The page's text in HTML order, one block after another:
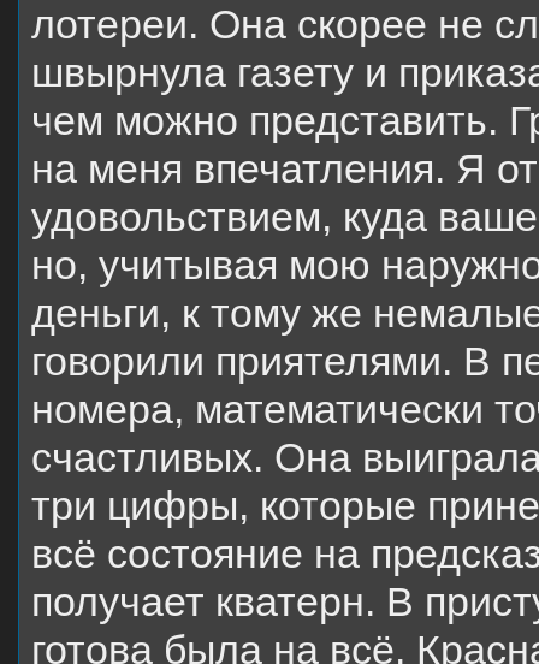
лотереи. Она скорее не
швырнула газету и
чем можно представить.
на меня впечатления. Я
удовольствием, куда
но, учитывая мою
деньги, к тому же
говорили приятелями. В
номера, математически
счастливых. Она
три цифры, которые
всё состояние на
получает кватерн. В
готова была на всё.